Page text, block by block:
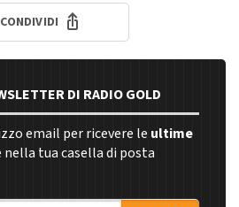
CONDIVIDI
DI RADIO GOLD
email per ricevere le ultime
tua casella di posta